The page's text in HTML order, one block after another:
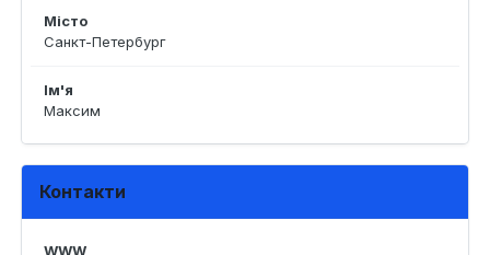
Місто
Санкт-Петербург
Ім'я
Максим
Контакти
WWW